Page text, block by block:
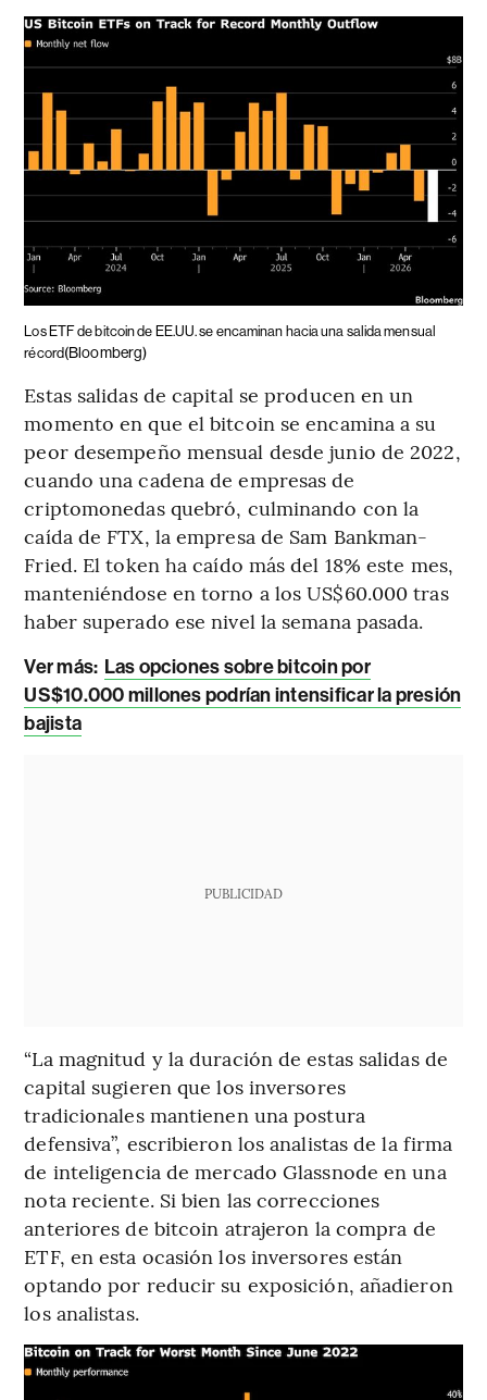
Los ETF de bitcoin de EE.UU. se encaminan hacia una salida mensual
récord(Bloomberg)
Estas salidas de capital se producen en un
momento en que el bitcoin se encamina a su
peor desempeño mensual desde junio de 2022,
cuando una cadena de empresas de
criptomonedas quebró, culminando con la
caída de FTX, la empresa de Sam Bankman-
Fried. El token ha caído más del 18% este mes,
manteniéndose en torno a los US$60.000 tras
haber superado ese nivel la semana pasada.
Ver más: Las opciones sobre bitcoin por
US$10.000 millones podrían intensificar la presión
bajista
PUBLICIDAD
“La magnitud y la duración de estas salidas de
capital sugieren que los inversores
tradicionales mantienen una postura
defensiva”, escribieron los analistas de la firma
de inteligencia de mercado Glassnode en una
nota reciente. Si bien las correcciones
anteriores de bitcoin atrajeron la compra de
ETF, en esta ocasión los inversores están
optando por reducir su exposición, añadieron
los analistas.